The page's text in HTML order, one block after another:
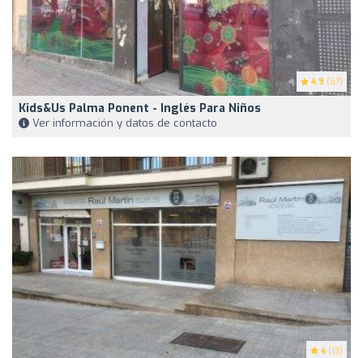
4.9 (67)
Kids&Us Palma Ponent - Inglés Para Niños
Ver información y datos de contacto
4 (13)